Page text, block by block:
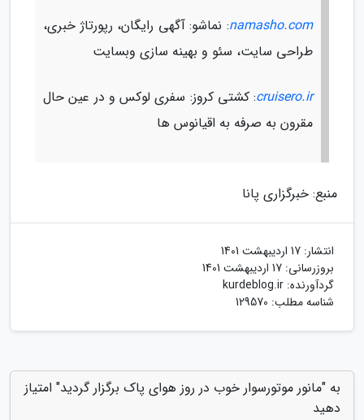
namasho.com: نماشو: آگهی رایگان، رپورتاژ خبری،
طراحی سایت، سئو و بهینه سازی وبسایت
cruisero.ir: کشتی کروز: سفری لوکس و در عین حال
مقرون به صرفه به اقیانوس ها
منبع: خبرگزاری پانا
انتشار: 17 اردیبهشت 1401
بروزرسانی: 17 اردیبهشت 1401
گردآورنده: kurdeblog.ir
شناسه مطلب: 129570
به "مانور موتورسوار خوب در روز هوای پاک برگزار گردید" امتیاز
دهید